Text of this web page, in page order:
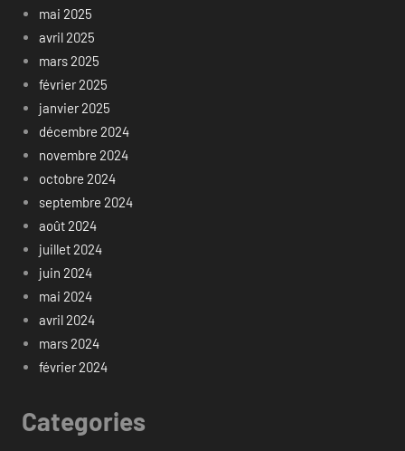
mai 2025
avril 2025
mars 2025
février 2025
janvier 2025
décembre 2024
novembre 2024
octobre 2024
septembre 2024
août 2024
juillet 2024
juin 2024
mai 2024
avril 2024
mars 2024
février 2024
Categories